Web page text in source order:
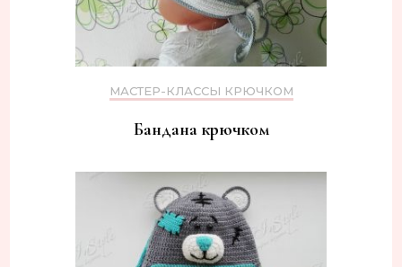
МАСТЕР-КЛАССЫ КРЮЧКОМ
Бандана крючком